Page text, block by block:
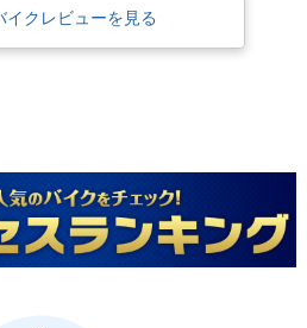
イクレビューを見る